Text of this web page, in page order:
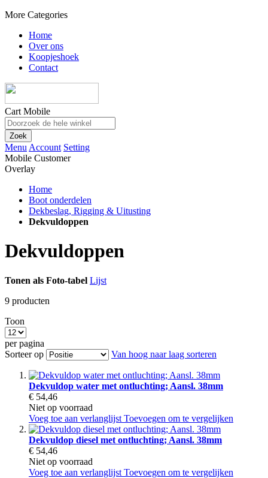
More Categories
Home
Over ons
Koopjeshoek
Contact
Cart Mobile
Zoek
Menu Account Setting
Mobile Customer
Overlay
Home
Boot onderdelen
Dekbeslag, Rigging & Uitusting
Dekvuldoppen
Dekvuldoppen
Tonen als Foto-tabel Lijst
9 producten
Toon
per pagina
Sorteer op
Van hoog naar laag sorteren
Dekvuldop water met ontluchting; Aansl. 38mm
€ 54,46
Niet op voorraad
Voeg toe aan verlanglijst Toevoegen om te vergelijken
Dekvuldop diesel met ontluchting; Aansl. 38mm
€ 54,46
Niet op voorraad
Voeg toe aan verlanglijst Toevoegen om te vergelijken